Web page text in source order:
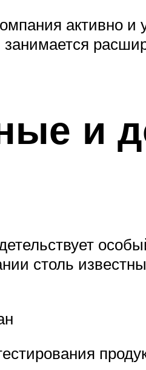
активно
и
столь